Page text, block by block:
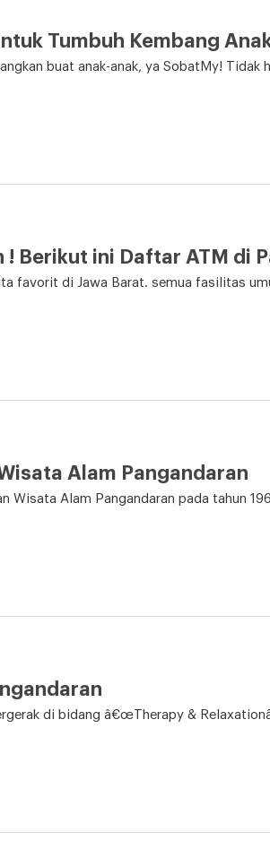
Tumbuh Kembang
buat anak-anak, ya SobatMy! Tidak
! Berikut ini Daftar ATM di
favorit di Jawa Barat. semua fasilitas
Alam Pangandaran
Wisata Alam Pangandaran pada tahun
di bidang â€œTherapy &